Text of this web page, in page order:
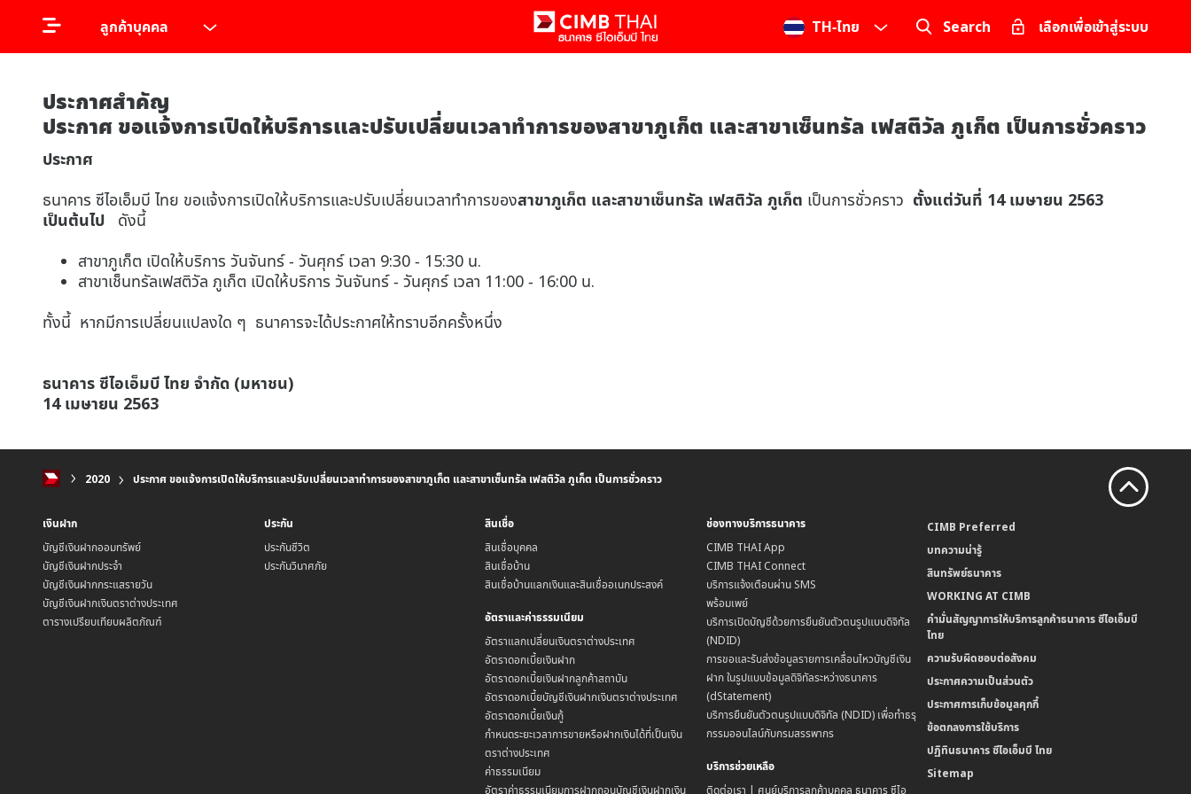
ลูกค้าบุคคล TH-ไทย Search เลือกเพื่อเข้าสู่ระบบ
ประกาศสำคัญ
ประกาศ ขอแจ้งการเปิดให้บริการและปรับเปลี่ยนเวลาทำการของสาขาภูเก็ต และสาขาเซ็นทรัล เฟสติวัล ภูเก็ต เป็นการชั่วคราว
ประกาศ
ธนาคาร ซีไอเอ็มบี ไทย ขอแจ้งการเปิดให้บริการและปรับเปลี่ยนเวลาทำการของสาขาภูเก็ต และสาขาเซ็นทรัล เฟสติวัล ภูเก็ต เป็นการชั่วคราว ตั้งแต่วันที่ 14 เมษายน 2563
เป็นต้นไป ดังนี้
สาขาภูเก็ต เปิดให้บริการ วันจันทร์ - วันศุกร์ เวลา 9:30 - 15:30 น.
สาขาเช็นทรัลเฟสติวัล ภูเก็ต เปิดให้บริการ วันจันทร์ - วันศุกร์ เวลา 11:00 - 16:00 น.
ทั้งนี้ หากมีการเปลี่ยนแปลงใด ๆ ธนาคารจะได้ประกาศให้ทราบอีกครั้งหนึ่ง
ธนาคาร ซีไอเอ็มบี ไทย จำกัด (มหาชน)
14 เมษายน 2563
2020 ประกาศ ขอแจ้งการเปิดให้บริการและปรับเปลี่ยนเวลาทำการของสาขาภูเก็ต และสาขาเซ็นทรัล เฟสติวัล ภูเก็ต เป็นการชั่วคราว
เงินฝาก
บัญชีเงินฝากออมทรัพย์
บัญชีเงินฝากประจำ
บัญชีเงินฝากกระแสรายวัน
บัญชีเงินฝากเงินตราต่างประเทศ
ตารางเปรียบเทียบผลิตภัณฑ์
ประกัน
ประกันชีวิต
ประกันวินาศภัย
สินเชื่อ
สินเชื่อบุคคล
สินเชื่อบ้าน
สินเชื่อบ้านแลกเงินและสินเชื่ออเนกประสงค์
อัตราและค่าธรรมเนียม
อัตราแลกเปลี่ยนเงินตราต่างประเทศ
อัตราดอกเบี้ยเงินฝาก
อัตราดอกเบี้ยเงินฝากลูกค้าสถาบัน
อัตราดอกเบี้ยบัญชีเงินฝากเงินตราต่างประเทศ
อัตราดอกเบี้ยเงินกู้
กำหนดระยะเวลาการขายหรือฝากเงินได้ที่เป็นเงิน
ตราต่างประเทศ
ค่าธรรมเนียม
อัตราค่าธรรมเนียมการฝากถอนบัญชีเงินฝากเงิน
ช่องทางบริการธนาคาร
CIMB THAI App
CIMB THAI Connect
บริการแจ้งเตือนผ่าน SMS
พร้อมเพย์
บริการเปิดบัญชีด้วยการยืนยันตัวตนรูปแบบดิจิทัล
(NDID)
การขอและรับส่งข้อมูลรายการเคลื่อนไหวบัญชีเงิน
ฝาก ในรูปแบบข้อมูลดิจิทัลระหว่างธนาคาร
(dStatement)
บริการยืนยันตัวตนรูปแบบดิจิทัล (NDID) เพื่อทำธรุ
กรรมออนไลน์กับกรมสรรพากร
บริการช่วยเหลือ
ติดต่อเรา | ศูนย์บริการลูกค้าบุคคล ธนาคาร ซีไอ
CIMB Preferred
บทความน่ารู้
สินทรัพย์ธนาคาร
WORKING AT CIMB
คำมั่นสัญญาการให้บริการลูกค้าธนาคาร ซีไอเอ็มบี
ไทย
ความรับผิดชอบต่อสังคม
ประกาศความเป็นส่วนตัว
ประกาศการเก็บข้อมูลคุกกี้
ข้อตกลงการใช้บริการ
ปฏิทินธนาคาร ซีไอเอ็มบี ไทย
Sitemap